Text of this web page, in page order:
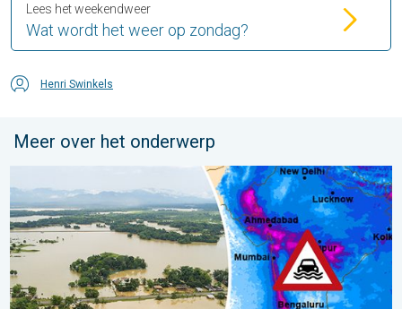
Wat wordt het weer op zondag?
Lees het weekendweer
Henri Swinkels
Meer over het onderwerp
Overstromingen in delen van Azië. Een buitengewone